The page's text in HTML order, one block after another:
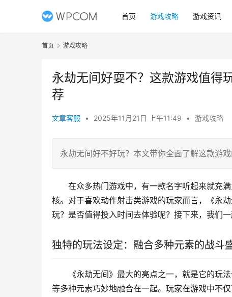
首页 游戏攻略 游戏资讯
首页 游戏攻略
永劫无间好耍不？这款游戏值得
荐
文章客服 • 2025年11月21日 上午11:49 • 游戏攻略
永劫无间好不好玩？本文带你全面了解这款游戏
在众多热门游戏中，有一款名字听起来就充
核。对于喜欢动作射击类游戏的玩家而言，《永
玩？是否值得投入时间去体验呢？接下来，我们一
独特的玩法设定：融合多种元素的战斗
《永劫无间》最大的亮点之一，就是它的玩
等多种元素巧妙地融合在一起。玩家在游戏中不